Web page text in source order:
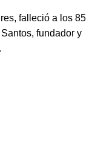
falleció a los 85
fundador y